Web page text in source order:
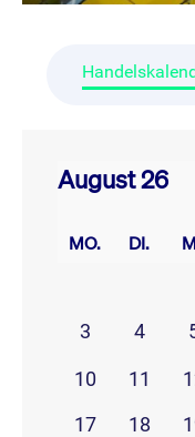
August 26
MO. DI.
3
4
10 11
17
18